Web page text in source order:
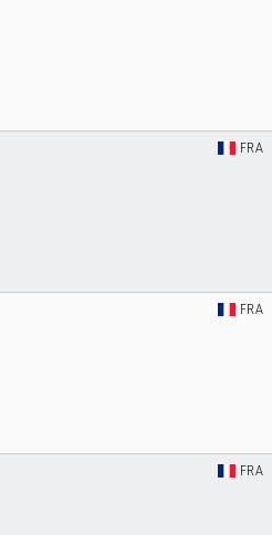
FRA
FRA
FRA